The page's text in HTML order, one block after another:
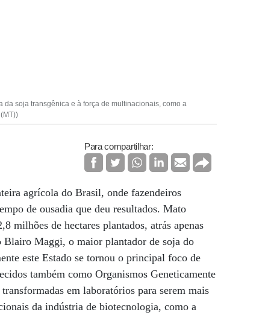
da soja transgênica e à força de multinacionais, como a
Para compartilhar:
agrícola do Brasil, onde fazendeiros
de ousadia que deu resultados. Mato
milhões de hectares plantados, atrás apenas
Blairo Maggi, o maior plantador de soja do
este Estado se tornou o principal foco de
também como Organismos Geneticamente
em laboratórios para serem mais
da indústria de biotecnologia, como a